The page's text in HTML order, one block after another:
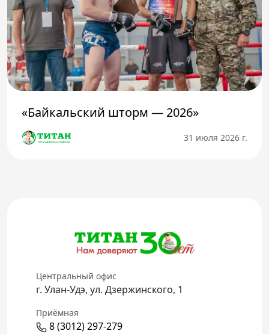
«Байкальский шторм — 2026»
31 июля 2026 г.
Центральный офис
г. Улан-Удэ, ул. Дзержинского, 1
Приёмная
8 (3012) 297-279